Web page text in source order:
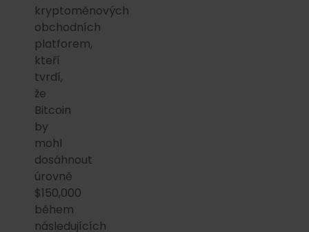
kryptoměnových
obchodních
platforem,
kteří
tvrdí,
že
Bitcoin
by
mohl
dosáhnout
úrovně
$150,000
během
následujících